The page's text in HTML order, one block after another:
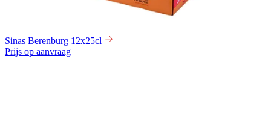
Sinas Berenburg 12x25cl
Prijs op aanvraag